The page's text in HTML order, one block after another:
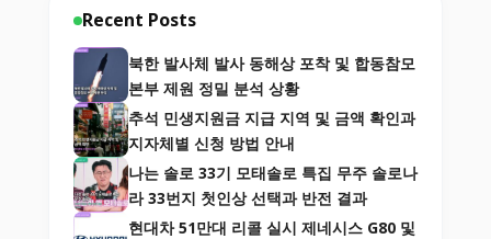
Recent Posts
북한 발사체 발사 동해상 포착 및 합동참모
본부 제원 정밀 분석 상황
추석 민생지원금 지급 지역 및 금액 확인과
지자체별 신청 방법 안내
나는 솔로 33기 모태솔로 특집 무주 솔로나
라 33번지 첫인상 선택과 반전 결과
현대차 51만대 리콜 실시 제네시스 G80 및